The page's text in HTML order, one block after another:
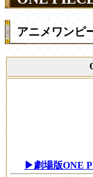
アニメワンピ
▶劇場版ONE